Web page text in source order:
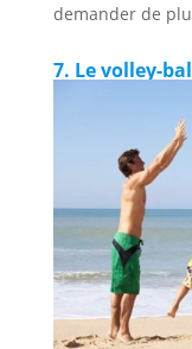
demander de
7. Le volley-